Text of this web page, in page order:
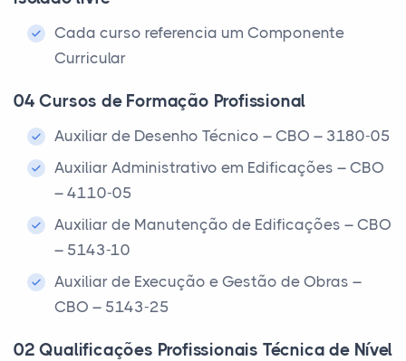
Cada curso referencia um Componente
Curricular
04 Cursos de Formação Profissional
Auxiliar de Desenho Técnico – CBO – 3180-05
Auxiliar Administrativo em Edificações – CBO
– 4110-05
Auxiliar de Manutenção de Edificações – CBO
– 5143-10
Auxiliar de Execução e Gestão de Obras –
CBO – 5143-25
02 Qualificações Profissionais Técnica de Nível